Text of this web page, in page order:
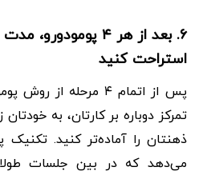
۶. بعد از هر ۴
استراحت کنید
پس از اتمام ۴ مرحله
تمرکز دوباره بر کارتان، به
ذهنتان را آماده‌تر کنید. تکنیک
می‌دهد که در بین جلسات